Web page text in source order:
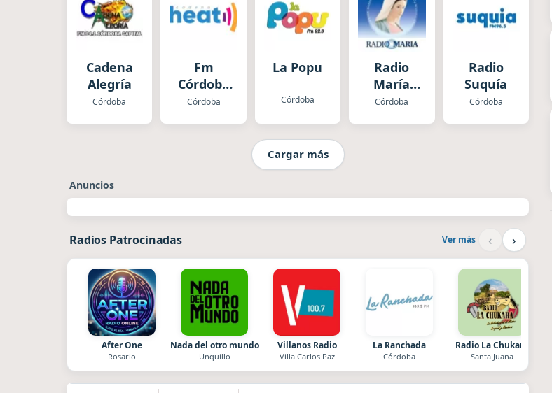
Cadena
Alegría
Córdoba
Fm
Córdoba
Cadena
Córdoba
La Popu
Córdoba
Radio
María
Argentina
Córdoba
Radio
Suquía
Córdoba
Cargar más
Anuncios
Radios Patrocinadas Ver más ‹ ›
After One
Rosario
Nada del otro mundo
Unquillo
Villanos Radio
Villa Carlos Paz
La Ranchada
Córdoba
Radio La Chukara
Santa Juana